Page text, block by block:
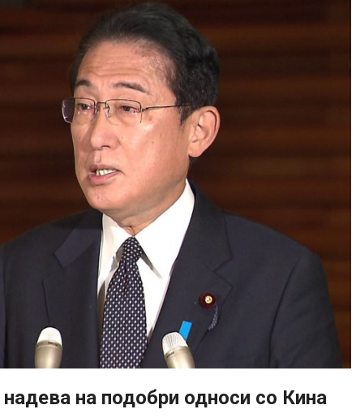
надева на подобри односи со Кина